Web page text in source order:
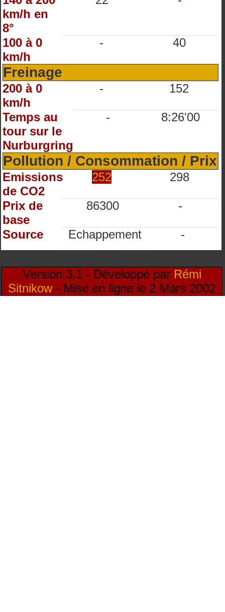
km/h en
8°
100 à 0
km/h
- 40
Freinage
200 à 0
km/h
- 152
Temps au
tour sur le
Nurburgring
- 8:26'00
Pollution / Consommation / Prix
Emissions
de CO2
252 298
Prix de
base
86300 -
Source Echappement -
Version 3.1 - Développé par Rémi
Sitnikow- Mise en ligne le 2 Mars 2002